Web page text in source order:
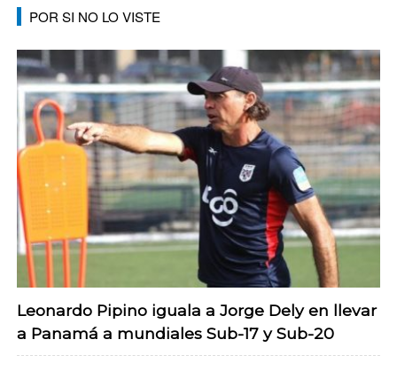
POR SI NO LO VISTE
Leonardo Pipino iguala a Jorge Dely en llevar
a Panamá a mundiales Sub-17 y Sub-20